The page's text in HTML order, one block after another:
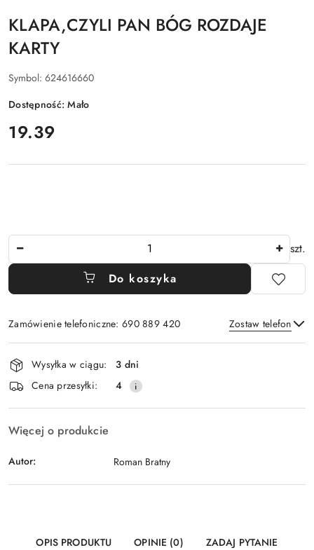
KLAPA,CZYLI PAN BÓG ROZDAJE
KARTY
Symbol: 624616660
Dostępność:Mało
cena:
19.39
szt.
Do koszyka
Zamówienie telefoniczne: 690 889 420 Zostaw telefon
Wyślij
Dostępność
i
dostawa
Wysyłka w ciągu:
3 dni
Cena przesyłki:
4
Więcej o produkcie
Autor: Roman Bratny
OPIS PRODUKTU OPINIE (0) ZADAJ PYTANIE